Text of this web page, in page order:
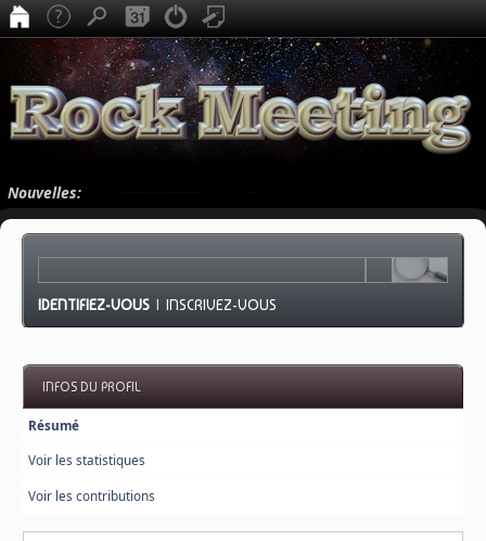
Nouvelles:
IDENTIFIEZ-VOUS |INSCRIVEZ-VOUS
INFOS DU PROFIL
Résumé
Voir les statistiques
Voir les contributions